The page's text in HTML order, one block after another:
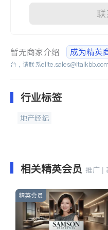
暂无商家介绍 成为精英
台，请联系elite.sales@italkbb.com
行业标签
地产经纪
相关精英会员 推广 |
精英会员